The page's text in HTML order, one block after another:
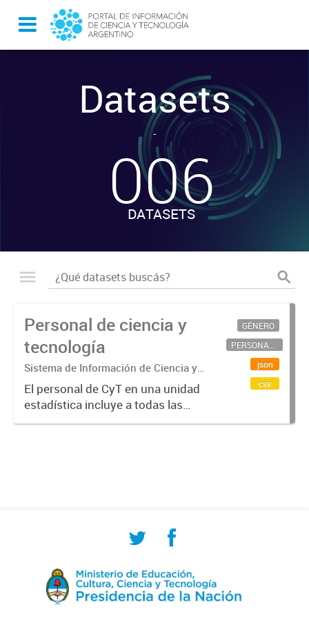
Datasets
-
006
DATASETS
Personal de ciencia y
tecnología
Sistema de Información de Ciencia y
Tecnología Argentino (SICYTAR)
El personal de CyT en una unidad
estadística incluye a todas las
personas involucradas
GÉNERO
PERSONAL CIENTÍFICO-TECNOLÓGICO
json
csv